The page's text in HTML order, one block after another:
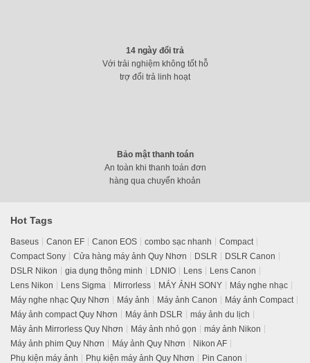
14 ngày đổi trả
Với trải nghiệm không tốt hỗ
trợ đổi trả linh hoạt
Bảo mật thanh toán
An toàn khi thanh toán đơn
hàng qua chuyển khoản
Hot Tags
Baseus Canon EF Canon EOS combo sạc nhanh
Compact
Compact Sony
Cửa hàng máy ảnh Quy Nhơn DSLR
DSLR Canon
DSLR Nikon
gia dụng thông minh LDNIO Lens
Lens Canon
Lens Nikon
Lens Sigma Mirrorless MÁY ẢNH SONY
Máy nghe nhạc
Máy nghe nhạc Quy Nhơn
Máy ảnh Máy ảnh Canon
Máy ảnh Compact
Máy ảnh compact Quy Nhơn
Máy ảnh DSLR
máy ảnh du lịch
Máy ảnh Mirrorless Quy Nhơn
Máy ảnh nhỏ gọn
máy ảnh Nikon
Máy ảnh phim Quy Nhơn
Máy ảnh Quy Nhơn
Nikon AF
Phụ kiện máy ảnh
Phụ kiện máy ảnh Quy Nhơn
Pin Canon